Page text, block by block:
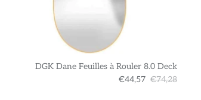
DGK Dane Feuilles à Rouler 8.0 Deck
€44,57 €74,28